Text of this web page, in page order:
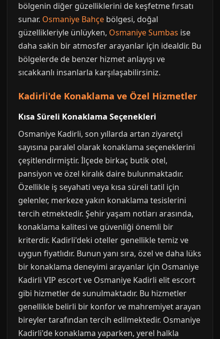
bölgenin diğer güzelliklerini de keşfetme fırsatı
sunar. Osmaniye Bahçe bölgesi, doğal
güzellikleriyle ünlüyken, Osmaniye Sumbas ise
daha sakin bir atmosfer arayanlar için idealdir. Bu
bölgelerde de benzer hizmet anlayışı ve
sıcakkanlı insanlarla karşılaşabilirsiniz.
Kadirli'de Konaklama ve Özel Hizmetler
Kısa Süreli Konaklama Seçenekleri
Osmaniye Kadirli, son yıllarda artan ziyaretçi
sayısına paralel olarak konaklama seçeneklerini
çeşitlendirmiştir. İlçede birkaç butik otel,
pansiyon ve özel kiralık daire bulunmaktadır.
Özellikle iş seyahati veya kısa süreli tatil için
gelenler, merkeze yakın konaklama tesislerini
tercih etmektedir. Şehir yaşam notları arasında,
konaklama kalitesi ve güvenliği önemli bir
kriterdir. Kadirli'deki oteller genellikle temiz ve
uygun fiyatlıdır. Bunun yanı sıra, özel ve daha lüks
bir konaklama deneyimi arayanlar için Osmaniye
Kadirli VIP escort ve Osmaniye Kadirli elit escort
gibi hizmetler de sunulmaktadır. Bu hizmetler
genellikle belirli bir konfor ve mahremiyet arayan
bireyler tarafından tercih edilmektedir. Osmaniye
Kadirli'de konaklama yaparken, yerel halkla